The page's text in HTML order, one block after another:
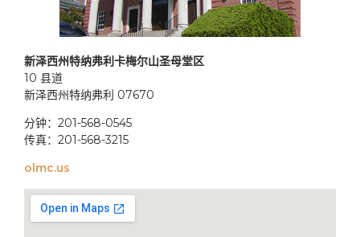
新泽西州特纳弗利卡梅尔山圣母堂区
10 县道
新泽西州特纳弗利 07670
分钟：201-568-0545
传真：201-568-3215
olmc.us